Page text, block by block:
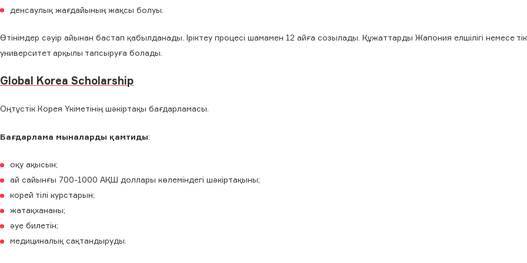
денсаулық жағдайының жақсы болуы.
Өтінімдер сәуір айынан бастап қабылданады. Іріктеу процесі шамамен 12 айға созылады. Құжаттарды Жапония елшілігі немесе
университет арқылы тапсыруға болады.
Global Korea Scholarship
Оңтүстік Корея Үкіметінің шәкіртақы бағдарламасы.
Бағдарлама мыналарды қамтиды:
оқу ақысын;
ай сайынғы 700-1000 АҚШ доллары көлеміндегі шәкіртақыны;
корей тілі курстарын;
жатақхананы;
әуе билетін;
медициналық сақтандыруды.